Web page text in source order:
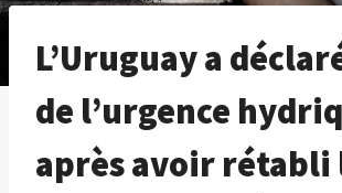
L’Uruguay a
de l’urgence
après avoir rétabli